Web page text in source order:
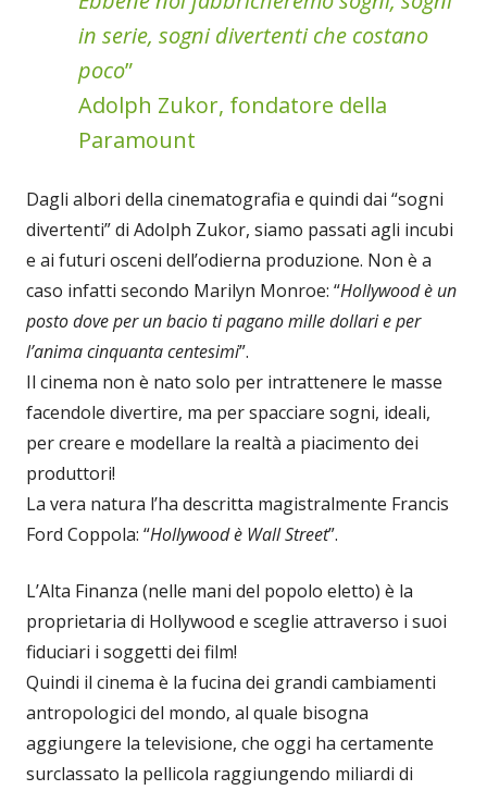
in serie, sogni divertenti che costano
poco”
Adolph Zukor, fondatore della
Paramount
Dagli albori della cinematografia e quindi dai “sogni
divertenti” di Adolph Zukor, siamo passati agli incubi
e ai futuri osceni dell’odierna produzione. Non è a
caso infatti secondo Marilyn Monroe: “Hollywood è un
posto dove per un bacio ti pagano mille dollari e per
l’anima cinquanta centesimi”.
Il cinema non è nato solo per intrattenere le masse
facendole divertire, ma per spacciare sogni, ideali,
per creare e modellare la realtà a piacimento dei
produttori!
La vera natura l’ha descritta magistralmente Francis
Ford Coppola: “Hollywood è Wall Street”.
L’Alta Finanza (nelle mani del popolo eletto) è la
proprietaria di Hollywood e sceglie attraverso i suoi
fiduciari i soggetti dei film!
Quindi il cinema è la fucina dei grandi cambiamenti
antropologici del mondo, al quale bisogna
aggiungere la televisione, che oggi ha certamente
surclassato la pellicola raggiungendo miliardi di